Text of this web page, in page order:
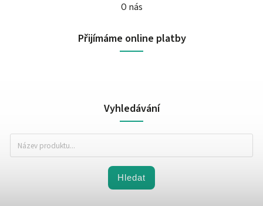
O nás
Přijímáme online platby
Vyhledávání
Hledat